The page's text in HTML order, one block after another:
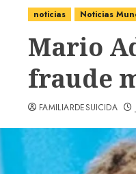
noticias Noticias
Mario
fraude
FAMILIARDESUICIDA